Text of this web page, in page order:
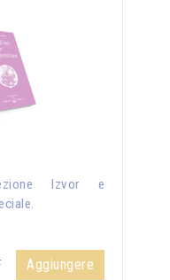
Izvor e
Aggiungere